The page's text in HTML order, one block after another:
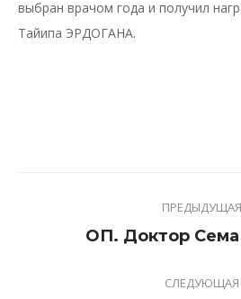
выбран врачом года и получил
Тайипа ЭРДОГАНА.
ПРЕДЫДУЩАЯ
ОП. Доктор
СЛЕДУЮЩАЯ